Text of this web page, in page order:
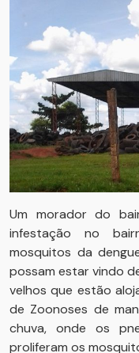
Um morador do
infestação no
mosquitos da
possam estar vindo
velhos que estão
de Zoonoses de
chuva, onde os
proliferam os